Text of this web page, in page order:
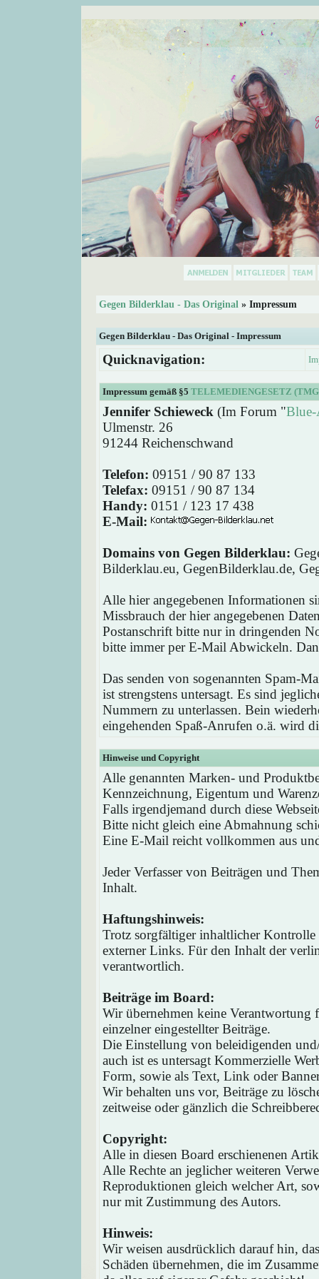
Gegen Bilderklau - Das Original » Impressum
Gegen Bilderklau - Das Original - Impressum
Quicknavigation:
Impressum gemäß §5 TELEMEDIENGESETZ
Jennifer Schieweck (Im Forum "
Ulmenstr. 26
91244 Reichenschwand
Telefon: 09151 / 90 87 133
Telefax: 09151 / 90 87 134
Handy: 0151 / 123 17 438
E-Mail:
Domains von Gegen Bilderklau:
Bilderklau.eu, GegenBilderklau.de,
Alle hier angegebenen Informationen
Missbrauch der hier angegebenen
Postanschrift bitte nur in dringenden
bitte immer per E-Mail Abwickeln.
Das senden von sogenannten Spam-
ist strengstens untersagt. Es sind
Nummern zu unterlassen. Bein
eingehenden Spaß-Anrufen o.ä. wird
Hinweise und Copyright
Alle genannten Marken- und
Kennzeichnung, Eigentum und
Falls irgendjemand durch diese
Bitte nicht gleich eine Abmahnung
Eine E-Mail reicht vollkommen aus
Jeder Verfasser von Beiträgen und
Inhalt.
Haftungshinweis:
Trotz sorgfältiger inhaltlicher
externer Links. Für den Inhalt der
verantwortlich.
Beiträge im Board:
Wir übernehmen keine
einzelner eingestellter Beiträge.
Die Einstellung von beleidigenden
auch ist es untersagt Kommerzielle
Form, sowie als Text, Link oder
Wir behalten uns vor, Beiträge zu
zeitweise oder gänzlich die
Copyright:
Alle in diesen Board erschienenen
Alle Rechte an jeglicher weiteren
Reproduktionen gleich welcher Art,
nur mit Zustimmung des Autors.
Hinweis:
Wir weisen ausdrücklich darauf hin,
Schäden übernehmen, die im